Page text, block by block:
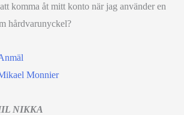
komma åt mitt konto när jag använder en
hårdvarunyckel?
Monnier
NIKKA